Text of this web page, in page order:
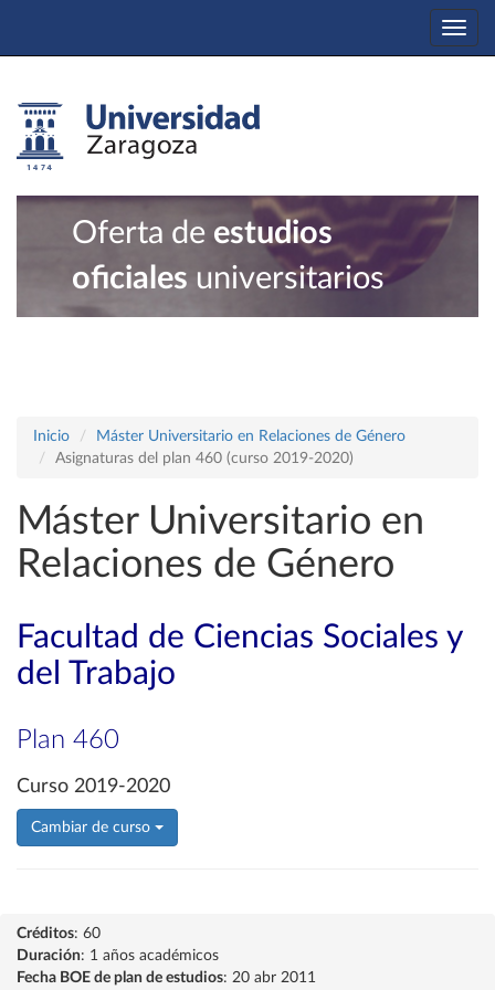
Oferta de estudios
oficiales universitarios
Inicio
Máster Universitario en Relaciones de Género
Asignaturas del plan 460 (curso 2019-2020)
Máster Universitario en
Relaciones de Género
Facultad de Ciencias Sociales y
del Trabajo
Plan 460
Curso 2019-2020
Cambiar de curso
Créditos: 60
Duración: 1 años académicos
Fecha BOE de plan de estudios: 20 abr 2011